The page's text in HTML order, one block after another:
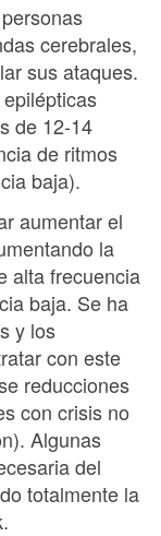
cerebrales,
sus ataques.
de 12-14
de ritmos
baja).
aumentar el
la
alta frecuencia
baja. Se ha
y los
con este
reducciones
con crisis no
Algunas
del
totalmente la